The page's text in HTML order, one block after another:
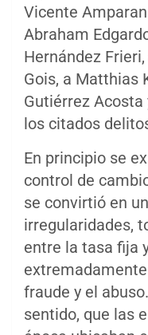
Vicente
Abraham
Hernández
Gois, a Matthias
Gutiérrez Acosta
los citados
En principio se
control de
se convirtió en
irregularidades,
entre la tasa fija
fraude y el
sentido, que las